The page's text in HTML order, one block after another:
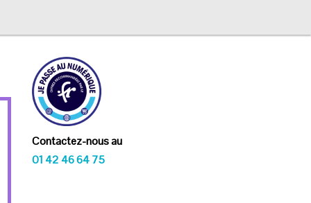
Contactez-nous au
01 42 46 64 75